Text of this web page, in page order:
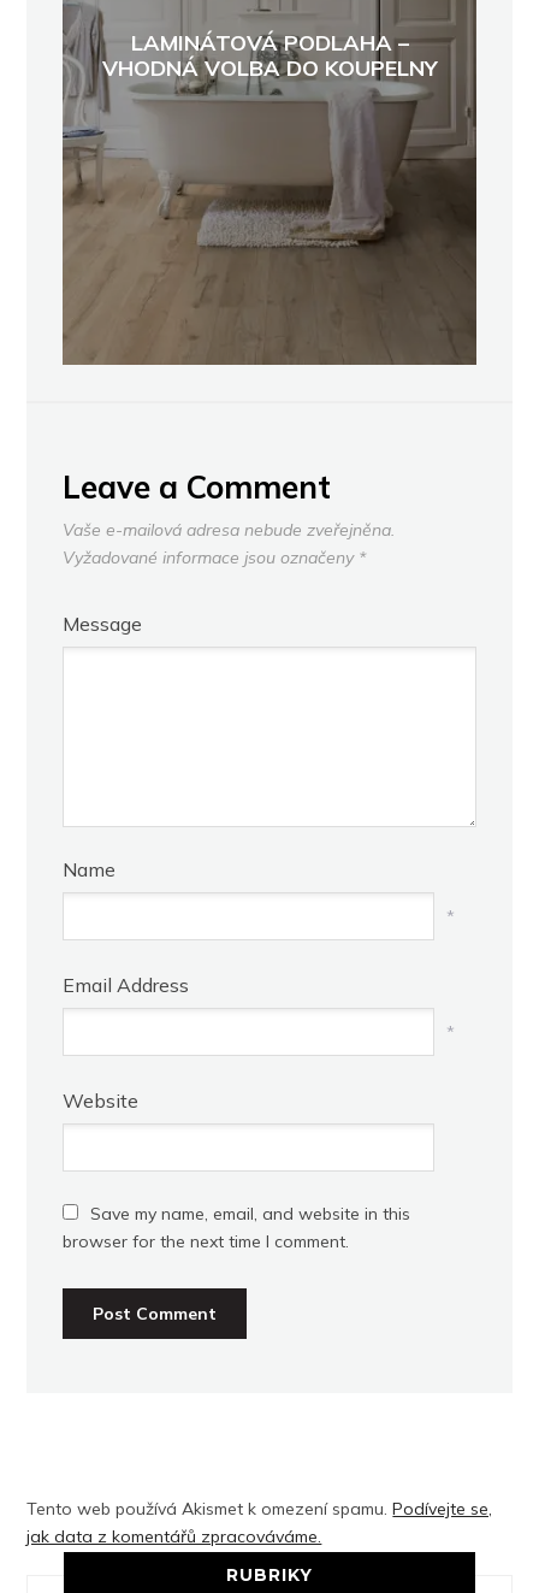
LAMINÁTOVÁ PODLAHA –
VHODNÁ VOLBA DO KOUPELNY
Leave a Comment
Vaše e-mailová adresa nebude zveřejněna.
Vyžadované informace jsou označeny *
Message
Name
*
Email Address
*
Website
Save my name, email, and website in this
browser for the next time I comment.
Tento web používá Akismet k omezení spamu.Podívejte se,
jak data z komentářů zpracováváme.
RUBRIKY